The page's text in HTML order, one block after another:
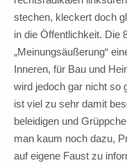
stechen, kleckert doch
in die Öffentlichkeit. Die
„Meinungsäußerung“
Inneren, für Bau und
wird jedoch gar nicht so
ist viel zu sehr damit
beleidigen und
man kaum noch dazu,
auf eigene Faust zu